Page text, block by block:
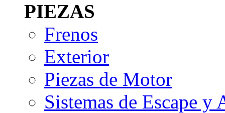
PIEZAS
Frenos
Exterior
Piezas de Motor
Sistemas de Escape y